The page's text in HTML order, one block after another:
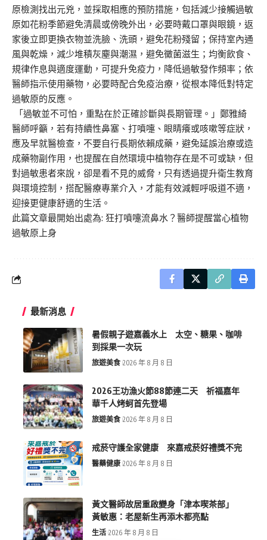
原檢測找出元兇，並採取相應的預防措施，包括減少接觸過敏
原如花粉季節避免清晨或傍晚外出，必要時戴口罩與眼鏡，返
家後立即更換衣物並洗臉、洗頭，避免花粉殘留；保持室內通
風與乾燥，減少堆積灰塵與潮濕，避免黴菌滋生；均衡飲食、
規律作息與適度運動，可提升免疫力，降低過敏發作頻率；依
醫師指示使用藥物，必要時配合免疫治療，從根本降低對特定
過敏原的反應。
「過敏並不可怕，重點在於正確診斷與長期管理。」鄭雅綺
醫師呼籲 ，若有持續性鼻塞、打噴嚏、眼睛癢或咳嗽等症狀，
應及早就醫檢查，不要自行長期依賴成藥，避免延誤治療或造
成藥物副作用，也提醒在自然環境中植物存在是不可或缺，但
對過敏患者來說，卻是看不見的威脅，只有透過提升衛生教育
與環境控制，搭配醫療專業介入，才能有效減輕呼吸道不適，
迎接更健康舒適的生活。
此篇文章最開始出處為: 狂打噴嚏流鼻水？醫師提醒當心植物
過敏原上身
最新消息
暑假親子遊嘉義水上 太空、糖果、咖啡
到採果一次玩
旅遊美食 2026 年 8 月 8 日
2026王功漁火節88節連二天 祈福嘉年
華千人烤蚵首先登場
旅遊美食 2026 年 8 月 8 日
戒菸守護全家健康 來嘉戒菸好禮獎不完
醫藥健康 2026 年 8 月 8 日
黃文醫師故居重啟變身「津本喫茶部」
黃敏惠：老屋新生再添木都亮點
生活 2026 年 8 月 8 日